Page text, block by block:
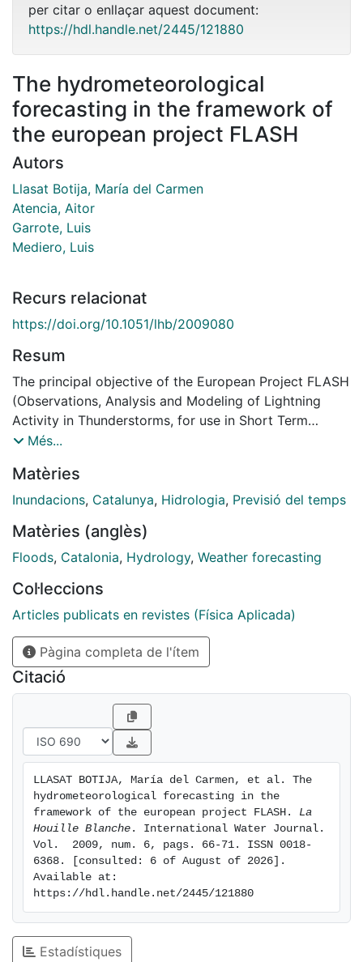
per citar o enllaçar aquest document:
https://hdl.handle.net/2445/121880
The hydrometeorological
forecasting in the framework of
the european project FLASH
Autors
Llasat Botija, María del Carmen
Atencia, Aitor
Garrote, Luis
Mediero, Luis
Recurs relacionat
https://doi.org/10.1051/lhb/2009080
Resum
The principal objective of the European Project FLASH
(Observations, Analysis and Modeling of Lightning
Activity in Thunderstorms, for use in Short Term
Forecasting of Flash Floods) is the improvement of
contribution is centred in the integration of radar and
raingauge data, lightning data and MM5 outputs into
Basin Simulator). Eleven case studies which affected
the coastal region of Catalonia, between 2000 and
by great vulnerability due to concentration of the
major part of the population, tourism and agricultural
activities. This contribution shows the data and
methodology as well as some preliminary results
obtained within the project.
Més...
Matèries
Inundacions, Catalunya, Hidrologia, Previsió del temps
Matèries (anglès)
Floods, Catalonia, Hydrology, Weather forecasting
Col·leccions
Articles publicats en revistes (Física Aplicada)
Pàgina completa de l'ítem
Citació
LLASAT BOTIJA, María del Carmen, et al. The
hydrometeorological forecasting in the
framework of the european project FLASH. La
Houille Blanche . International Water Journal.
Vol.  2009, num. 6, pags. 66-71. ISSN 0018-
6368. [consulted: 6 of August of 2026].
Available at:
https://hdl.handle.net/2445/121880
Estadístiques